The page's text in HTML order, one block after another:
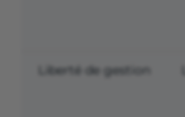
Liberté de gestion